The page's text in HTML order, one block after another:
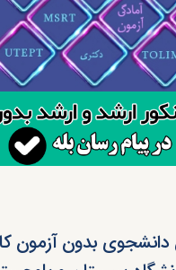
دانشجوی بدون آزمون